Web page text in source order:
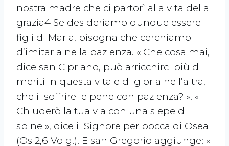
nostra madre che ci partorì alla vita della
grazia4 Se desideriamo dunque essere
figli di Maria, bisogna che cerchiamo
d’imitarla nella pazienza. « Che cosa mai,
dice san Cipriano, può arricchirci più di
meriti in questa vita e di gloria nell’altra,
che il soffrire le pene con pazienza? ». «
Chiuderò la tua via con una siepe di
spine », dice il Signore per bocca di Osea
(Os 2,6 Volg.). E san Gregorio aggiunge: «